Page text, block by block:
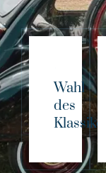
Wahl
des